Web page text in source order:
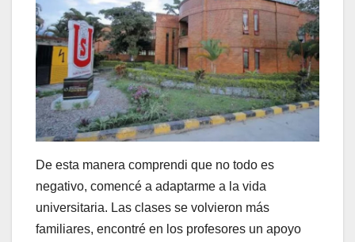
De esta manera comprendi que no todo es
negativo, comencé a adaptarme a la vida
universitaria. Las clases se volvieron más
familiares, encontré en los profesores un apoyo